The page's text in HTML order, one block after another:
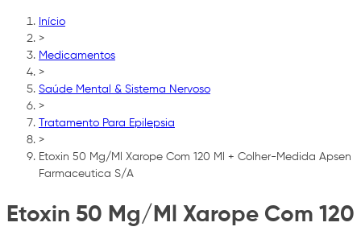
Início
>
Medicamentos
>
Saúde Mental & Sistema Nervoso
>
Tratamento Para Epilepsia
>
Etoxin 50 Mg/Ml Xarope Com 120 Ml + Colher-Medida Apsen
Farmaceutica S/A
Etoxin 50 Mg/Ml Xarope Com 120